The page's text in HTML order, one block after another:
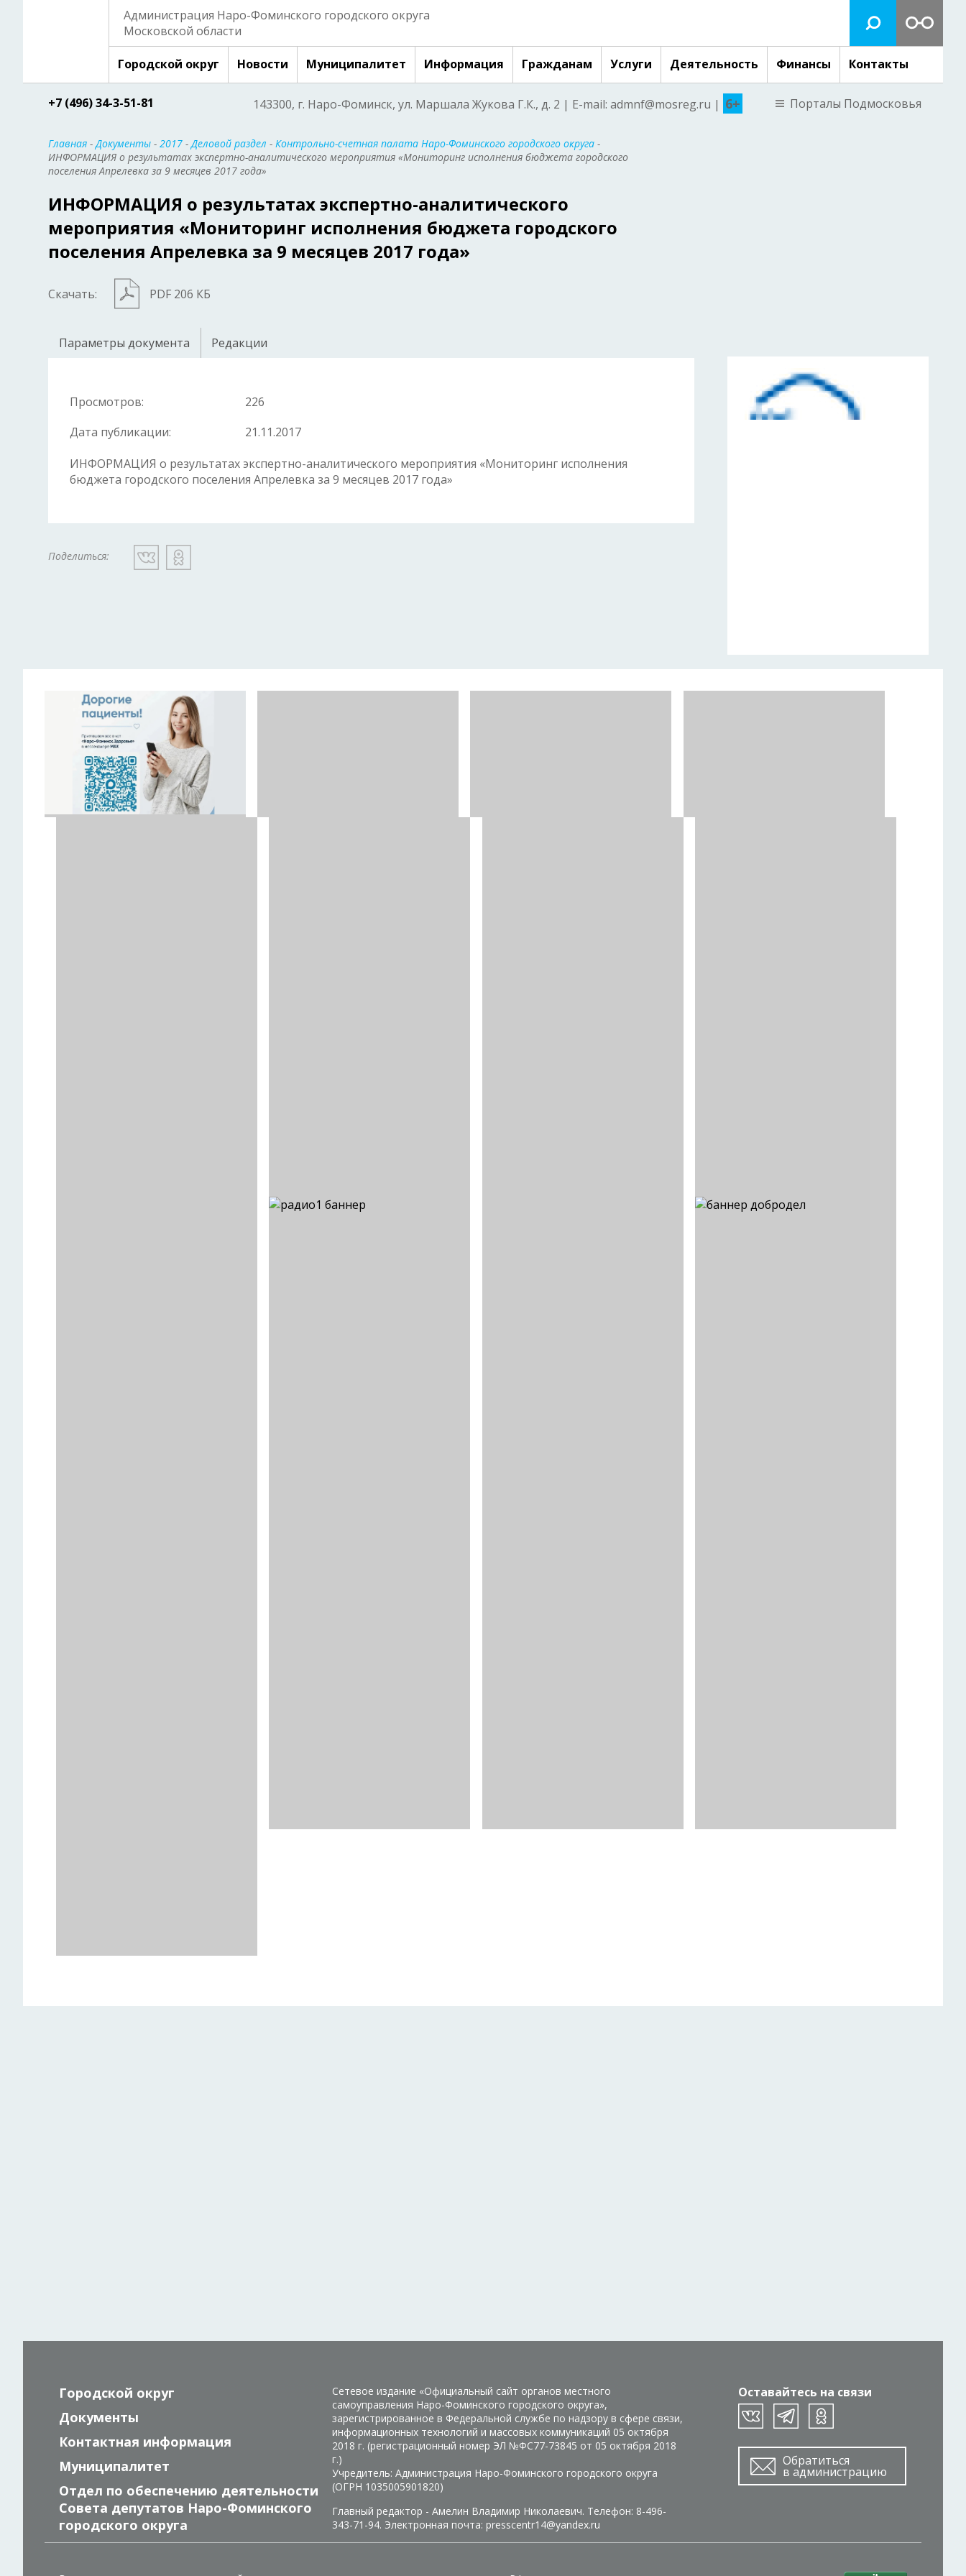
Администрация Наро-Фоминского городского округа
Московской области
Городской округ Новости Муниципалитет Информация Гражданам Услуги Деятельность Финансы Контакты
+7 (496) 34-3-51-81 143300, г. Наро-Фоминск, ул. Маршала Жукова Г.К., д. 2 | E-mail: admnf@mosreg.ru | 6+ Порталы Подмосковья
Главная -Документы - 2017 -Деловой раздел - Контрольно-счетная палата Наро-Фоминского городского округа -
ИНФОРМАЦИЯ о результатах экспертно-аналитического мероприятия «Мониторинг исполнения бюджета городского
поселения Апрелевка за 9 месяцев 2017 года»
ИНФОРМАЦИЯ о результатах экспертно-аналитического
мероприятия «Мониторинг исполнения бюджета городского
поселения Апрелевка за 9 месяцев 2017 года»
Скачать: PDF 206 КБ
Параметры документа Редакции
Просмотров:
226
Дата публикации:
21.11.2017
ИНФОРМАЦИЯ о результатах экспертно-аналитического мероприятия «Мониторинг исполнения
бюджета городского поселения Апрелевка за 9 месяцев 2017 года»
Поделиться:
Оставайтесь на связи
Обратиться
в администрацию
Городской округ
Документы
Контактная информация
Муниципалитет
Отдел по обеспечению деятельности
Совета депутатов Наро-Фоминского
городского округа
Сетевое издание «Официальный сайт органов местного
самоуправления Наро-Фоминского городского округа»,
зарегистрированное в Федеральной службе по надзору в сфере связи,
информационных технологий и массовых коммуникаций 05 октября
2018 г. (регистрационный номер ЭЛ №ФС77-73845 от 05 октября 2018
г.)
Учредитель: Администрация Наро-Фоминского городского округа
(ОГРН 1035005901820)
Главный редактор - Амелин Владимир Николаевич. Телефон: 8-496-
343-71-94. Электронная почта: presscentr14@yandex.ru